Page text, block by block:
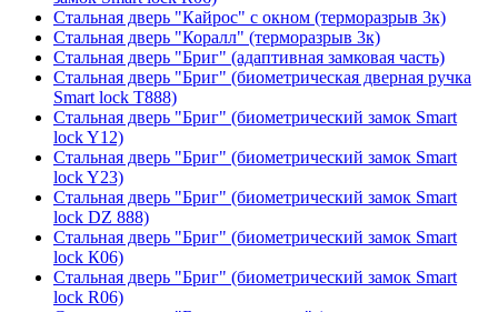
Стальная дверь "Кайрос" с окном (терморазрыв 3к)
Стальная дверь "Коралл" (терморазрыв 3к)
Стальная дверь "Бриг" (адаптивная замковая часть)
Стальная дверь "Бриг" (биометрическая дверная ручка
Smart lock T888)
Стальная дверь "Бриг" (биометрический замок Smart
lock Y12)
Стальная дверь "Бриг" (биометрический замок Smart
lock Y23)
Стальная дверь "Бриг" (биометрический замок Smart
lock DZ 888)
Стальная дверь "Бриг" (биометрический замок Smart
lock К06)
Стальная дверь "Бриг" (биометрический замок Smart
lock R06)